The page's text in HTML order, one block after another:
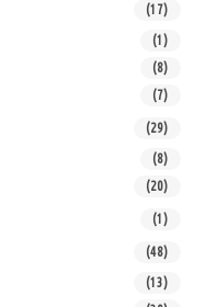
(17)
(1)
(8)
(7)
(29)
(8)
(20)
(1)
(48)
(13)